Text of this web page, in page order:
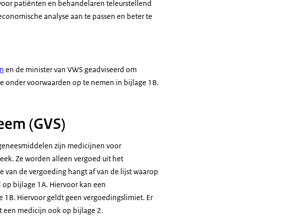
patiënten en behandelaren teleurstellend
analyse aan te passen en beter te
en de minister van VWS geadviseerd om
voorwaarden op te nemen in bijlage 1B.
(GVS)
zijn medicijnen voor
Ze worden alleen vergoed uit het
van de vergoeding hangt af van de lijst waarop
bijlage 1A. Hiervoor kan een
Hiervoor geldt geen vergoedingslimiet. Er
een medicijn ook op bijlage 2.